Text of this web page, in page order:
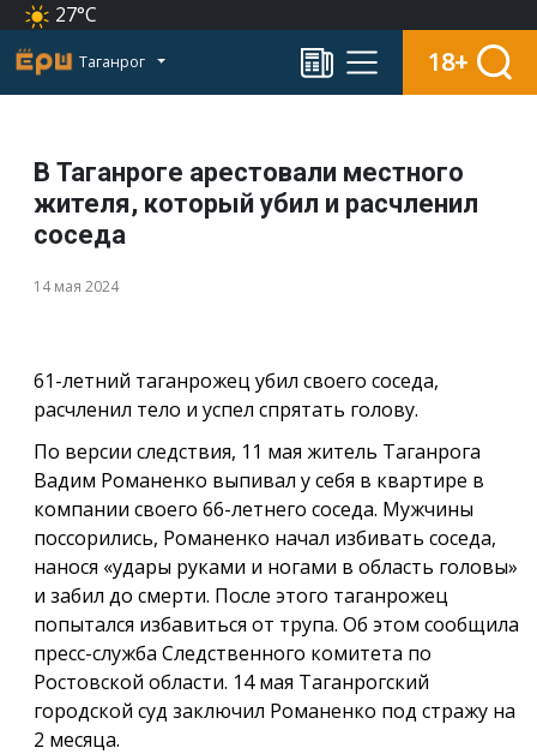
27°C
Таганрог 18+
В Таганроге арестовали местного
жителя, который убил и расчленил
соседа
14 мая 2024
61-летний таганрожец убил своего соседа,
расчленил тело и успел спрятать голову.
По версии следствия, 11 мая житель Таганрога
Вадим Романенко выпивал у себя в квартире в
компании своего 66-летнего соседа. Мужчины
поссорились, Романенко начал избивать соседа,
нанося «удары руками и ногами в область головы»
и забил до смерти. После этого таганрожец
попытался избавиться от трупа. Об этом сообщила
пресс-служба Следственного комитета по
Ростовской области. 14 мая Таганрогский
городской суд заключил Романенко под стражу на
2 месяца.